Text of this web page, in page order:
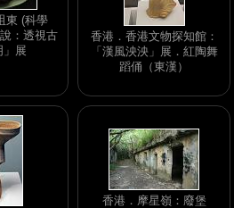
東 (科學
：透視古
」展
香港．香港文物探知館：
「漢風泱泱」展．紅陶舞
蹈俑（東漢）
香港．摩星嶺：廢堡